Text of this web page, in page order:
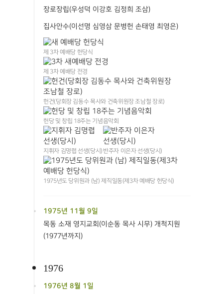
장로장립(우성덕 이강호 김정희 조삼)
집사안수(이선명 심영삼 문병헌 손태영 최영은)
제 3차 예배당 헌당식
제 3차 예배당 전경
헌건(당회장 김동수 목사와 건축위원장 조남철 장로)
헌당 및 창립 18주는 기념음악회
지휘자 김명렵 선생(당시) 반주자 이은자 선생(당시)
1975년도 당위원과 (남) 제직일동(제3차 예배당 헌당식)
1975년 11월 9일
목동 소재 영지교회(이순동 목사 시무) 개척지원
(1977년까지)
1976
1976년 8월 1일